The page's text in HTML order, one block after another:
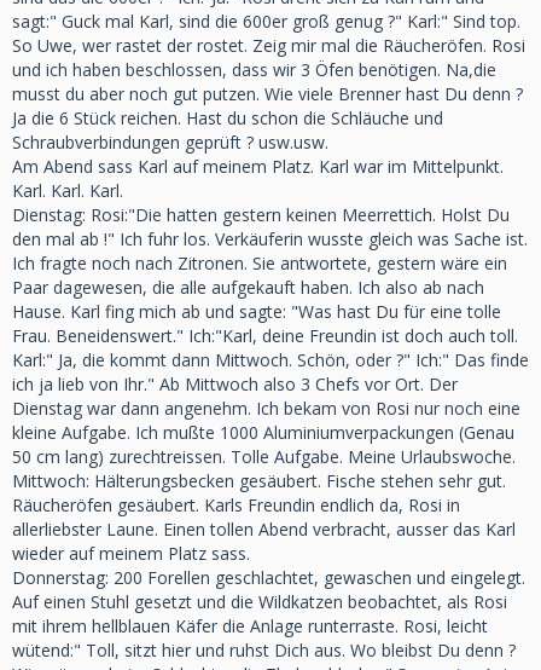
sagt:" Guck mal Karl, sind die 600er groß genug ?" Karl:" Sind top.
So Uwe, wer rastet der rostet. Zeig mir mal die Räucheröfen. Rosi
und ich haben beschlossen, dass wir 3 Öfen benötigen. Na,die
musst du aber noch gut putzen. Wie viele Brenner hast Du denn ?
Ja die 6 Stück reichen. Hast du schon die Schläuche und
Schraubverbindungen geprüft ? usw.usw.
Am Abend sass Karl auf meinem Platz. Karl war im Mittelpunkt.
Karl. Karl. Karl.
Dienstag: Rosi:"Die hatten gestern keinen Meerrettich. Holst Du
den mal ab !" Ich fuhr los. Verkäuferin wusste gleich was Sache ist.
Ich fragte noch nach Zitronen. Sie antwortete, gestern wäre ein
Paar dagewesen, die alle aufgekauft haben. Ich also ab nach
Hause. Karl fing mich ab und sagte: "Was hast Du für eine tolle
Frau. Beneidenswert." Ich:"Karl, deine Freundin ist doch auch toll.
Karl:" Ja, die kommt dann Mittwoch. Schön, oder ?" Ich:" Das finde
ich ja lieb von Ihr." Ab Mittwoch also 3 Chefs vor Ort. Der
Dienstag war dann angenehm. Ich bekam von Rosi nur noch eine
kleine Aufgabe. Ich mußte 1000 Aluminiumverpackungen (Genau
50 cm lang) zurechtreissen. Tolle Aufgabe. Meine Urlaubswoche.
Mittwoch: Hälterungsbecken gesäubert. Fische stehen sehr gut.
Räucheröfen gesäubert. Karls Freundin endlich da, Rosi in
allerliebster Laune. Einen tollen Abend verbracht, ausser das Karl
wieder auf meinem Platz sass.
Donnerstag: 200 Forellen geschlachtet, gewaschen und eingelegt.
Auf einen Stuhl gesetzt und die Wildkatzen beobachtet, als Rosi
mit ihrem hellblauen Käfer die Anlage runterraste. Rosi, leicht
wütend:" Toll, sitzt hier und ruhst Dich aus. Wo bleibst Du denn ?